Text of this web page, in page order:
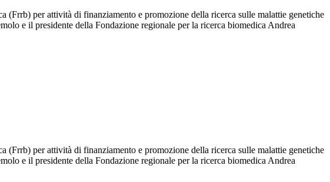
(Frrb) per attività di finanziamento e promozione della ricerca sulle malattie genetiche
e il presidente della Fondazione regionale per la ricerca biomedica Andrea
(Frrb) per attività di finanziamento e promozione della ricerca sulle malattie genetiche
e il presidente della Fondazione regionale per la ricerca biomedica Andrea